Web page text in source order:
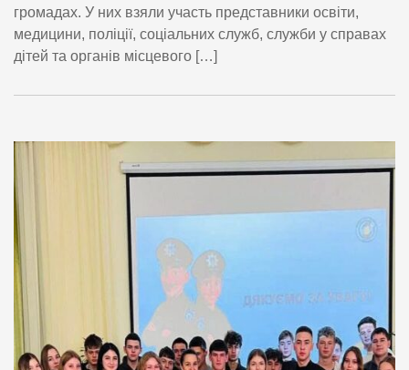
громадах. У них взяли участь представники освіти,
медицини, поліції, соціальних служб, служби у справах
дітей та органів місцевого […]